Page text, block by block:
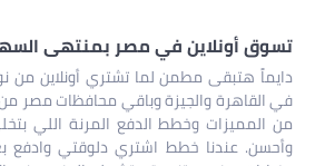
تسوق أونلاين في مصر بمنتهى
دايماً هتبقى مطمن لما تشتري أونلاين من
في القاهرة والجيزة وباقي محافظات مصر
من المميزات وخطط الدفع المرنة اللي